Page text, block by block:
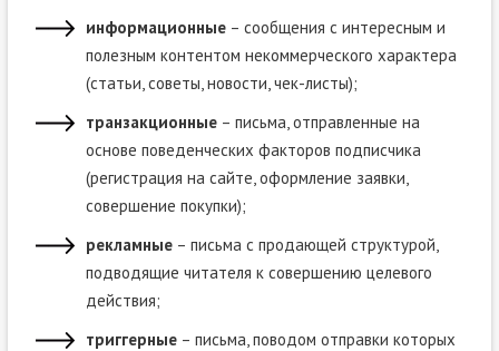
информационные– сообщения с интересным и
полезным контентом некоммерческого характера
(статьи, советы, новости, чек-листы);
транзакционные– письма, отправленные на
основе поведенческих факторов подписчика
(регистрация на сайте, оформление заявки,
совершение покупки);
рекламные– письма с продающей структурой,
подводящие читателя к совершению целевого
действия;
триггерные– письма, поводом отправки которых